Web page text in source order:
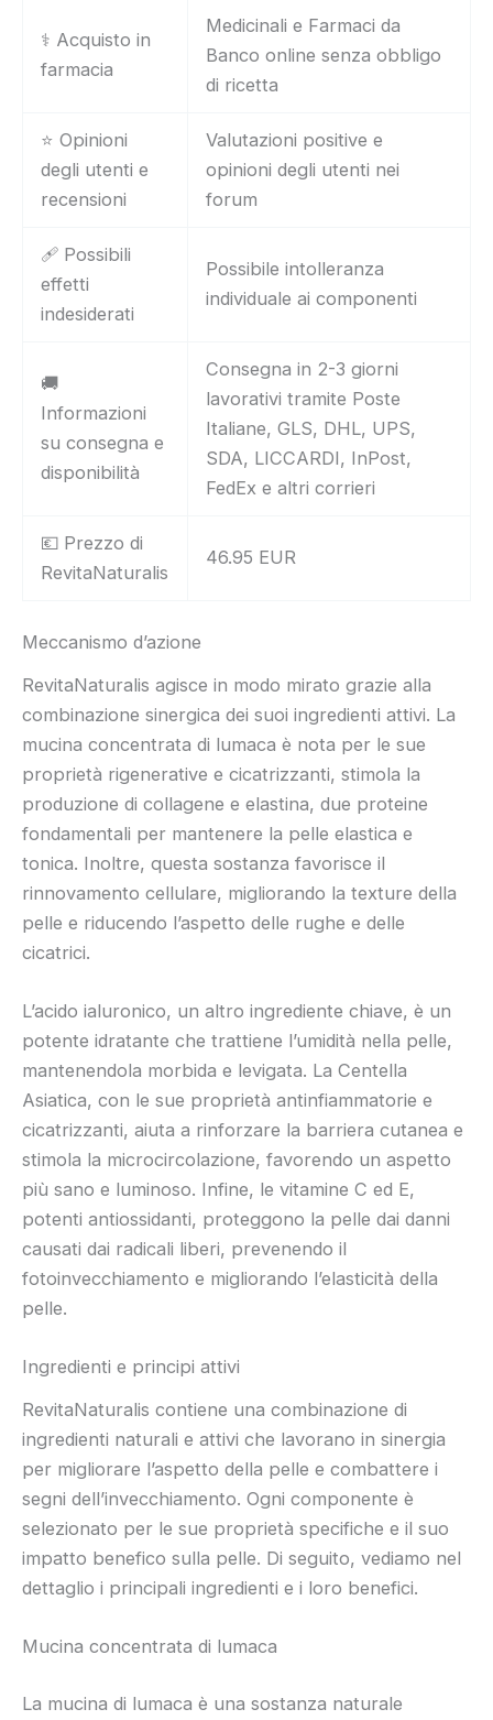
⚕️ Acquisto in
farmacia
Medicinali e Farmaci da
Banco online senza obbligo
di ricetta
⭐ Opinioni
degli utenti e
recensioni
Valutazioni positive e
opinioni degli utenti nei
forum
🩹 Possibili
effetti
indesiderati
Possibile intolleranza
individuale ai componenti
🚚
Informazioni
su consegna e
disponibilità
Consegna in 2-3 giorni
lavorativi tramite Poste
Italiane, GLS, DHL, UPS,
SDA, LICCARDI, InPost,
FedEx e altri corrieri
💶 Prezzo di
RevitaNaturalis
46.95 EUR
Meccanismo d’azione
RevitaNaturalis agisce in modo mirato grazie alla
combinazione sinergica dei suoi ingredienti attivi. La
mucina concentrata di lumaca è nota per le sue
proprietà rigenerative e cicatrizzanti, stimola la
produzione di collagene e elastina, due proteine
fondamentali per mantenere la pelle elastica e
tonica. Inoltre, questa sostanza favorisce il
rinnovamento cellulare, migliorando la texture della
pelle e riducendo l’aspetto delle rughe e delle
cicatrici.
L’acido ialuronico, un altro ingrediente chiave, è un
potente idratante che trattiene l’umidità nella pelle,
mantenendola morbida e levigata. La Centella
Asiatica, con le sue proprietà antinfiammatorie e
cicatrizzanti, aiuta a rinforzare la barriera cutanea e
stimola la microcircolazione, favorendo un aspetto
più sano e luminoso. Infine, le vitamine C ed E,
potenti antiossidanti, proteggono la pelle dai danni
causati dai radicali liberi, prevenendo il
fotoinvecchiamento e migliorando l’elasticità della
pelle.
Ingredienti e principi attivi
RevitaNaturalis contiene una combinazione di
ingredienti naturali e attivi che lavorano in sinergia
per migliorare l’aspetto della pelle e combattere i
segni dell’invecchiamento. Ogni componente è
selezionato per le sue proprietà specifiche e il suo
impatto benefico sulla pelle. Di seguito, vediamo nel
dettaglio i principali ingredienti e i loro benefici.
Mucina concentrata di lumaca
La mucina di lumaca è una sostanza naturale